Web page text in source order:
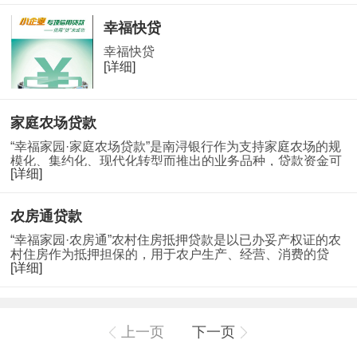
幸福快贷
幸福快贷
[详细]
家庭农场贷款
“幸福家园·家庭农场贷款”是南浔银行作为支持家庭农场的规
模化、集约化、现代化转型而推出的业务品种，贷款资金可
用于家庭农场的生产经营、设备购置、基础设施建设等用
[详细]
农房通贷款
“幸福家园·农房通”农村住房抵押贷款是以已办妥产权证的农
村住房作为抵押担保的，用于农户生产、经营、消费的贷
款。面向群体符合本行信贷准入条件，已办妥产权证的有农
[详细]
上一页 下一页